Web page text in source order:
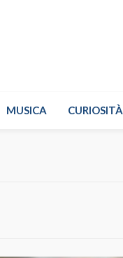
MUSICA CURIOSITÀ